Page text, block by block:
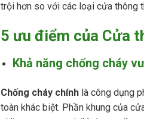
trội hơn so với các loại cửa thông
5 ưu điểm của Cửa
Khả năng chống cháy
Chống cháy chínhlà công dụng
toàn khác biệt. Phần khung của